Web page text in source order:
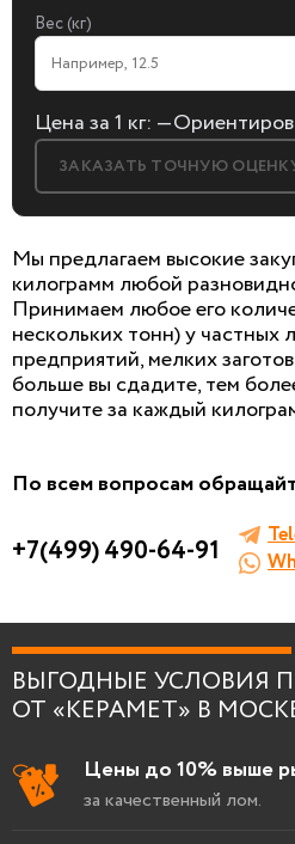
Вес (кг)
Цена за 1 кг: —
ЗАКАЗАТЬ ТОЧНУЮ
БЕСПЛАТНАЯ
И
Заполните форму, мы
Я согласен на
Мы предлагаем высокие
килограмм любой
Принимаем любое его
нескольких тонн) у частных
предприятий, мелких
больше вы сдадите, тем
получите за каждый
По всем вопросам
+7(499) 490-64-91
ВЫГОДНЫЕ УСЛОВИЯ
ОТ «КЕРАМЕТ» В
Цены до 10% выше
за качественный лом.